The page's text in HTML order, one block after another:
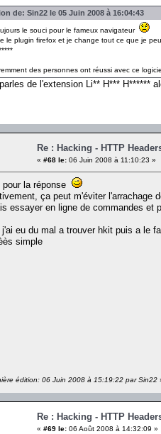
de: Sin22 le 05 Juin 2008 à 16:04:43
le souci pour le fameux navigateur
le plugin firefox et je change tout ce que je
des personnes ont réussi avec ce
de l'extension Li** H*** H******
Re : Hacking - HTTP
« #68 le: 06 Juin 2008 à 11:10:23 »
pour la réponse
ça peut m'éviter l'arrachage
essayer en ligne de commandes et
j'ai eu du mal a trouver hkit puis a le
simple
édition: 06 Juin 2008 à 15:19:22 par Sin22
Re : Hacking - HTTP
« #69 le: 06 Août 2008 à 14:32:09 »